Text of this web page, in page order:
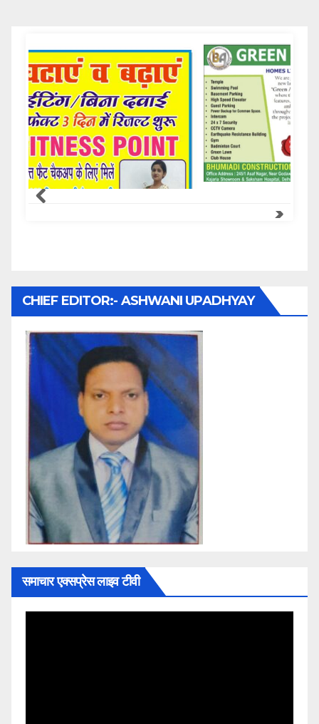
Samachar Express
CHIEF EDITOR:- ASHWANI UPADHYAY
समाचार एक्सप्रेस लाइव टीवी